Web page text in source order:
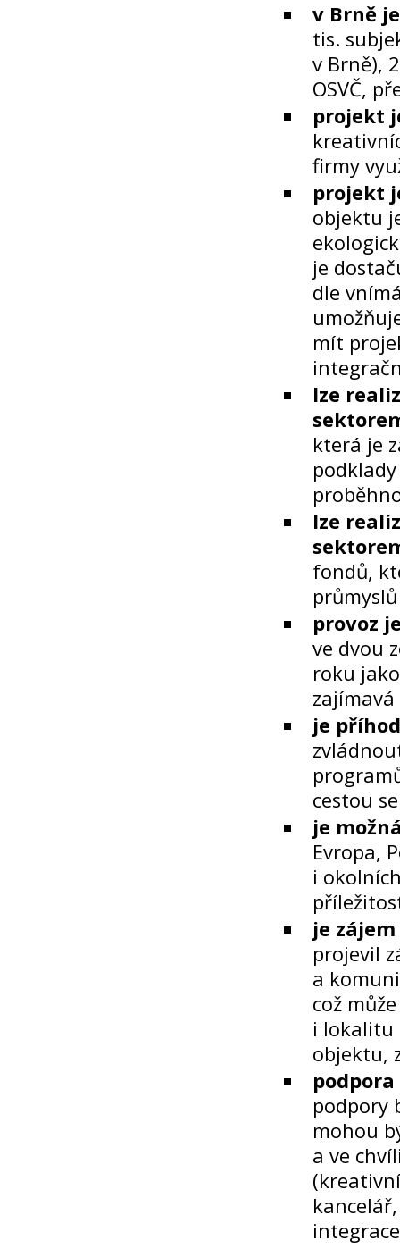
v Brně
tis.
v Brně),
OSVČ,
projekt
firmy
projekt
objektu
je
dle
mít
lze
která je
lze
fondů,
provoz
ve dvou
roku
je
cestou
je
Evropa,
i
je
projevil
a
což
i lokalitu
objektu,
podpory
mohou
a ve